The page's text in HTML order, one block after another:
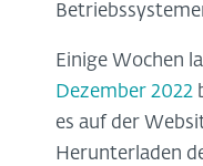
Einige Wochen
Dezember 2022
es auf der
Herunterladen